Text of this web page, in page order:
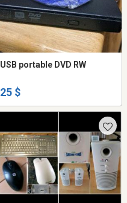
USB portable DVD RW
25 $